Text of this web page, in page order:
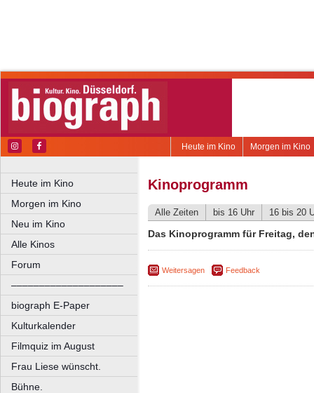
Morgen im Kino
Heute im Kino
Heute im Kino
Morgen im Kino
Neu im Kino
Alle Kinos
Forum
––––––––––––––––––––
biograph E-Paper
Kulturkalender
Filmquiz im August
Frau Liese wünscht.
Bühne.
Kinoprogramm
Alle Zeiten bis 16 Uhr 16 bis 20
Das Kinoprogramm für Freitag,
Weitersagen Feedback